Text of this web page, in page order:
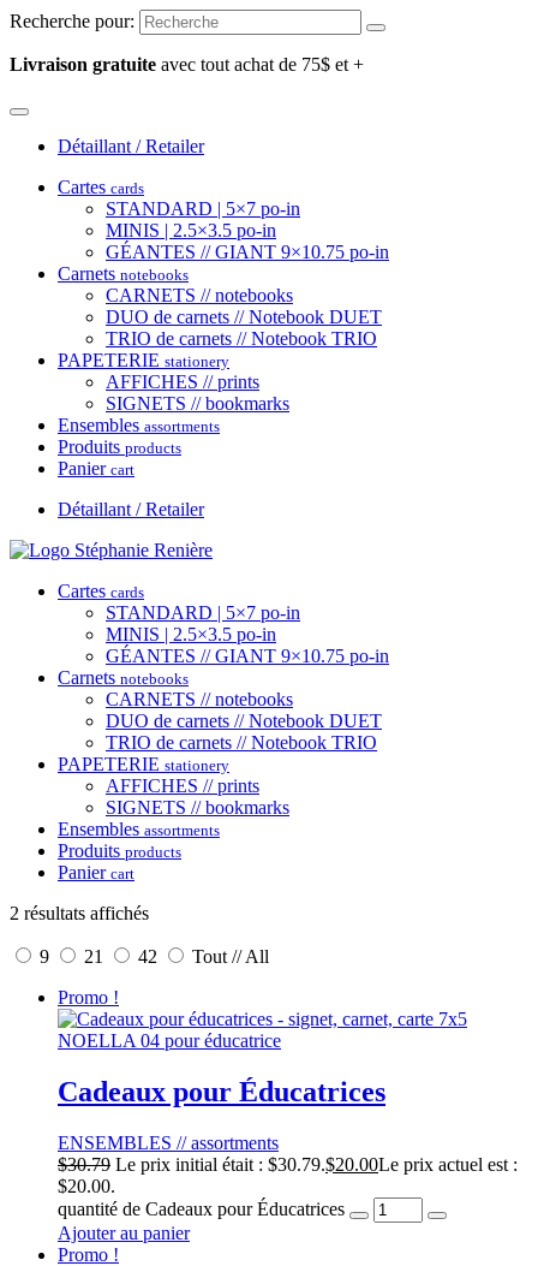
Recherche pour:
Livraison gratuite avec tout achat de 75$ et +
Détaillant / Retailer
Cartes cards
STANDARD | 5×7 po-in
MINIS | 2.5×3.5 po-in
GÉANTES // GIANT 9×10.75 po-in
Carnets notebooks
CARNETS // notebooks
DUO de carnets // Notebook DUET
TRIO de carnets // Notebook TRIO
PAPETERIE stationery
AFFICHES // prints
SIGNETS // bookmarks
Ensembles assortments
Produits products
Panier cart
Détaillant / Retailer
Cartes cards
STANDARD | 5×7 po-in
MINIS | 2.5×3.5 po-in
GÉANTES // GIANT 9×10.75 po-in
Carnets notebooks
CARNETS // notebooks
DUO de carnets // Notebook DUET
TRIO de carnets // Notebook TRIO
PAPETERIE stationery
AFFICHES // prints
SIGNETS // bookmarks
Ensembles assortments
Produits products
Panier cart
2 résultats affichés
9 21 42
Tout // All
Promo !
Cadeaux pour Éducatrices
ENSEMBLES // assortments
$30.79 Le prix initial était : $30.79.$20.00Le prix actuel est :
$20.00.
quantité de Cadeaux pour Éducatrices
Ajouter au panier
Promo !